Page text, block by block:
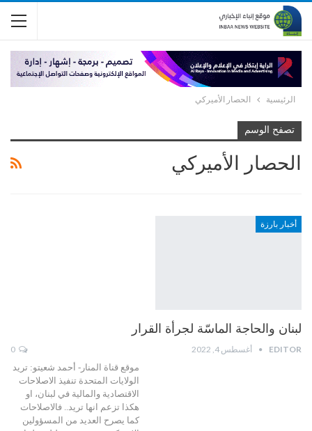
الرئيسية الحصار الأميركي
تصفح الوسم
الحصار الأميركي
أخبار بارزة
لبنان والحاجة الماسّة لجرأة القرار
EDITOR أغسطس 4, 2022
موقع قناة المنار- أحمد شعيتو: تريد
الولايات المتحدة تنفيذ الاصلاحات
الاقتصادية والمالية في لبنان، او
هكذا تزعم انها تريد.. فالاصلاحات
كما يصرح العديد من المسؤولين